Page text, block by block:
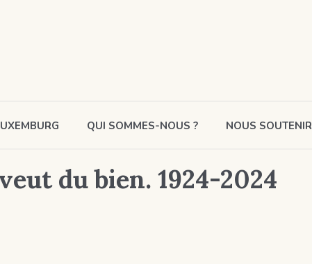
QUI SOMMES-NOUS ? NOUS SOUTENIR
du bien. 1924-2024